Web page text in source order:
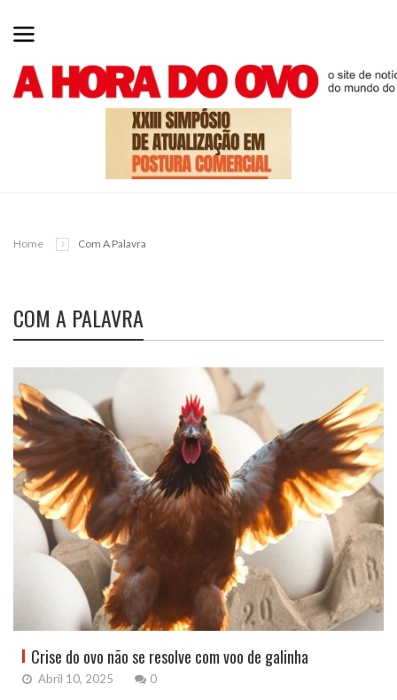
Home Com A Palavra
COM A PALAVRA
Crise do ovo não se resolve com voo de galinha
Abril 10, 2025 0